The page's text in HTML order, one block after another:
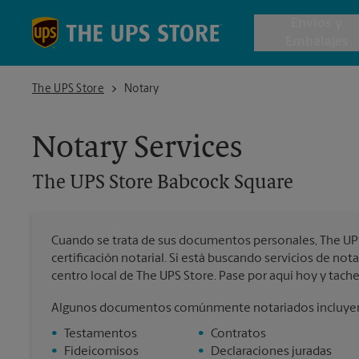
Envío
The UPS Store
The UPS Store Babcock Square
Notary
Notary Services
The UPS Store Babcock Square
Cuando se trata de sus documentos personales, The
certificación notarial. Si está buscando servicios de
centro local de The UPS Store. Pase por aquí hoy y
Algunos documentos comúnmente notariados
•
Testamentos
•
Fideicomisos
• Contratos
•
Declaraciones juradas